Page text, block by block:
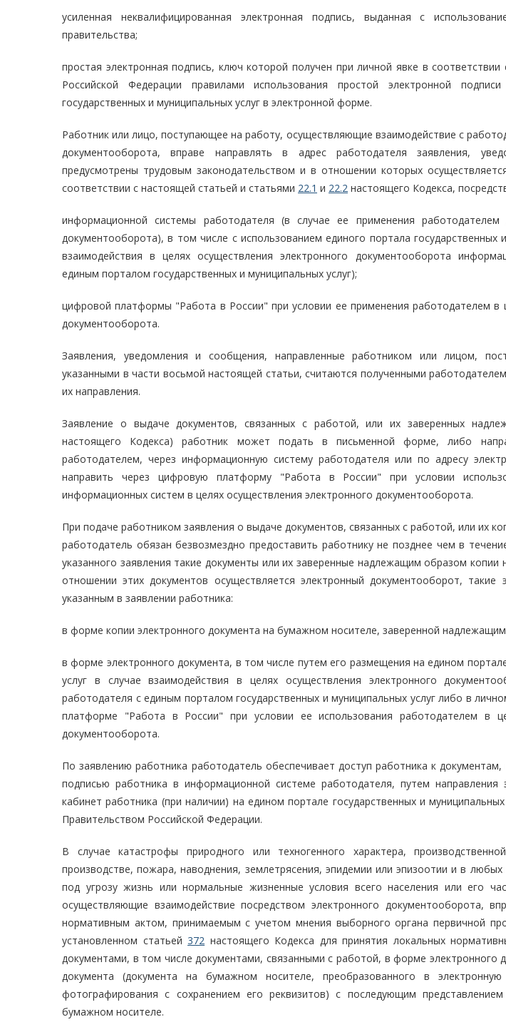
усиленная неквалифицированная электронная подпись, выданная с
правительства;
простая электронная подпись, ключ которой получен при личной явке в
Российской Федерации правилами использования простой электронной
государственных и муниципальных услуг в электронной форме.
Работник или лицо, поступающее на работу, осуществляющие взаимодействие с
документооборота, вправе направлять в адрес работодателя заявления,
предусмотрены трудовым законодательством и в отношении которых
соответствии с настоящей статьей и статьями 22.1 и 22.2 настоящего Кодекса,
информационной системы работодателя (в случае ее применения работодателем
документооборота), в том числе с использованием единого портала государственных
взаимодействия в целях осуществления электронного документооборота
единым порталом государственных и муниципальных услуг);
цифровой платформы "Работа в России" при условии ее применения работодателем в
документооборота.
Заявления, уведомления и сообщения, направленные работником или лицом,
указанными в части восьмой настоящей статьи, считаются полученными
их направления.
Заявление о выдаче документов, связанных с работой, или их заверенных
настоящего Кодекса) работник может подать в письменной форме, либо
работодателем, через информационную систему работодателя или по адресу
направить через цифровую платформу "Работа в России" при условии
информационных систем в целях осуществления электронного документооборота.
При подаче работником заявления о выдаче документов, связанных с работой, или их
работодатель обязан безвозмездно предоставить работнику не позднее чем в
указанного заявления такие документы или их заверенные надлежащим образом
отношении этих документов осуществляется электронный документооборот, такие
указанным в заявлении работника:
в форме копии электронного документа на бумажном носителе, заверенной
в форме электронного документа, в том числе путем его размещения на едином
услуг в случае взаимодействия в целях осуществления электронного
работодателя с единым порталом государственных и муниципальных услуг либо в
платформе "Работа в России" при условии ее использования работодателем в
документооборота.
По заявлению работника работодатель обеспечивает доступ работника к
подписью работника в информационной системе работодателя, путем направления
кабинет работника (при наличии) на едином портале государственных и
Правительством Российской Федерации.
В случае катастрофы природного или техногенного характера,
производстве, пожара, наводнения, землетрясения, эпидемии или эпизоотии и в
под угрозу жизнь или нормальные жизненные условия всего населения или его
осуществляющие взаимодействие посредством электронного документооборота,
нормативным актом, принимаемым с учетом мнения выборного органа первичной
установленном статьей372 настоящего Кодекса для принятия локальных
документами, в том числе документами, связанными с работой, в форме электронного
документа (документа на бумажном носителе, преобразованного в
фотографирования с сохранением его реквизитов) с последующим
бумажном носителе.